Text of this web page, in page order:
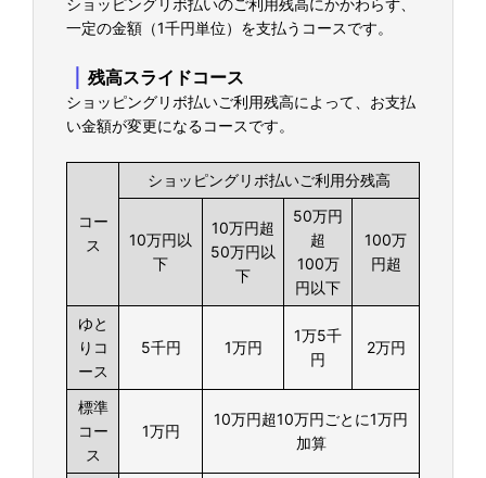
ショッピングリボ払いのご利用残高にかかわらず、
一定の金額（1千円単位）を支払うコースです。
｜ 残高スライドコース
ショッピングリボ払いご利用残高によって、お支払
い金額が変更になるコースです。
コー
ス
ショッピングリボ払いご利用分残高
10万円以
下
10万円超
50万円以
下
50万円
超
100万
円以下
100万
円超
ゆと
りコ
ース
5千円 1万円
1万5千
円
2万円
標準
コー
ス
1万円
10万円超10万円ごとに1万円
加算